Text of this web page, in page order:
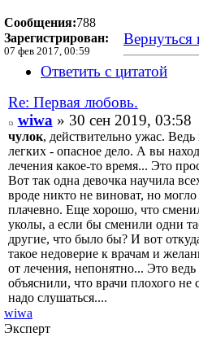
Сообщения:788
Зарегистрирован:
07 фев 2017, 00:59
Вернуться
Ответить с цитатой
Re: Первая любовь.
wiwa» 30 сен 2019, 03:58
чулок, действительно ужас. Ведь
легких - опасное дело. А вы
лечения какое-то время... Это
Вот так одна девочка научила
вроде никто не виноват, но могло
плачевно. Еще хорошо, что
уколы, а если бы сменили одни
другие, что было бы? И вот
такое недоверие к врачам и
от лечения, непонятно... Это
объяснили, что врачи плохого не
надо слушаться....
wiwa
Эксперт